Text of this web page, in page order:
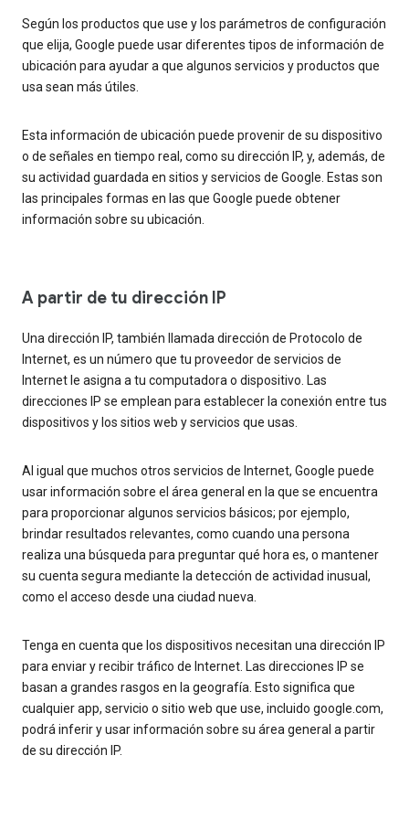
Según los productos que use y los parámetros de configuración
que elija, Google puede usar diferentes tipos de información de
ubicación para ayudar a que algunos servicios y productos que
usa sean más útiles.
Esta información de ubicación puede provenir de su dispositivo
o de señales en tiempo real, como su dirección IP, y, además, de
su actividad guardada en sitios y servicios de Google. Estas son
las principales formas en las que Google puede obtener
información sobre su ubicación.
A partir de tu dirección IP
Una dirección IP, también llamada dirección de Protocolo de
Internet, es un número que tu proveedor de servicios de
Internet le asigna a tu computadora o dispositivo. Las
direcciones IP se emplean para establecer la conexión entre tus
dispositivos y los sitios web y servicios que usas.
Al igual que muchos otros servicios de Internet, Google puede
usar información sobre el área general en la que se encuentra
para proporcionar algunos servicios básicos; por ejemplo,
brindar resultados relevantes, como cuando una persona
realiza una búsqueda para preguntar qué hora es, o mantener
su cuenta segura mediante la detección de actividad inusual,
como el acceso desde una ciudad nueva.
Tenga en cuenta que los dispositivos necesitan una dirección IP
para enviar y recibir tráfico de Internet. Las direcciones IP se
basan a grandes rasgos en la geografía. Esto significa que
cualquier app, servicio o sitio web que use, incluido google.com,
podrá inferir y usar información sobre su área general a partir
de su dirección IP.